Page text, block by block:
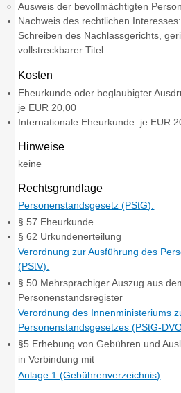
Ausweis der bevollmächtigten Person
Nachweis des rechtlichen
Schreiben des Nachlassgerichts,
vollstreckbarer Titel
Kosten
Eheurkunde oder beglaubigter
je EUR 20,00
Internationale Eheurkunde: je EUR
Hinweise
keine
Rechtsgrundlage
Personenstandsgesetz (PStG):
§ 57 Eheurkunde
§ 62 Urkundenerteilung
Verordnung zur Ausführung des
(PStV):
§ 50 Mehrsprachiger Auszug aus
Personenstandsregister
Verordnung des Innenministeriums
Personenstandsgesetzes (PStG-
§5 Erhebung von Gebühren und
in Verbindung mit
Anlage 1 (Gebührenverzeichnis)